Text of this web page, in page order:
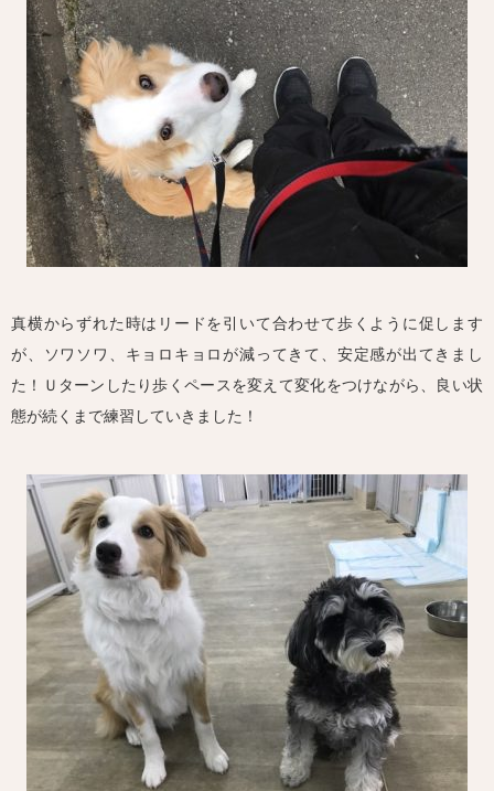
真横からずれた時はリードを引いて合わせて歩くように促します
が、ソワソワ、キョロキョロが減ってきて、安定感が出てきまし
た！Ｕターンしたり歩くペースを変えて変化をつけながら、良い状
態が続くまで練習していきました！